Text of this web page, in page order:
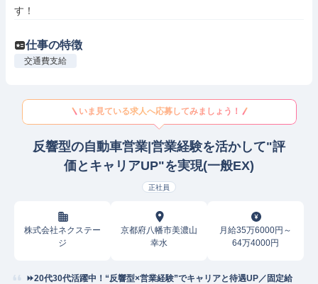
す！
仕事の特徴
交通費支給
いま見ている求人へ応募してみましょう！
反響型の自動車営業|営業経験を活かして"評
価とキャリアUP"を実現(一般EX)
正社員
株式会社ネクステー
ジ
京都府八幡市美濃山
幸水
月給35万6000円～
64万4000円
⏩️20代30代活躍中！“反響型×営業経験”でキャリアと待遇UP／固定給